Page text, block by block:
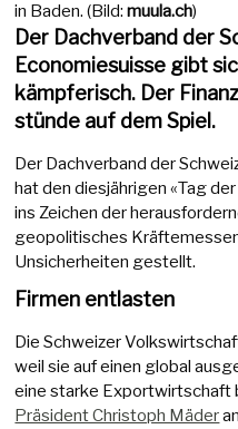
in Baden. (Bild:muula.ch)
Der Dachverband der
Economiesuisse gibt
kämpferisch. Der
stünde auf dem Spiel.
Der Dachverband der
hat den diesjährigen «Tag
ins Zeichen der
geopolitisches
Unsicherheiten gestellt.
Firmen entlasten
Die Schweizer
weil sie auf einen global
eine starke Exportwirtschaft
Präsident Christoph Mäder